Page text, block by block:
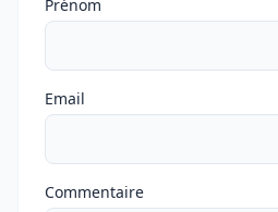
Ne pas remplir
Prénom
Email
Commentaire